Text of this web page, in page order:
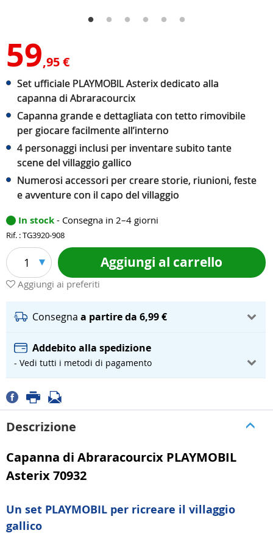
59,95 €
Set ufficiale PLAYMOBIL Asterix dedicato alla
capanna di Abraracourcix
Capanna grande e dettagliata con tetto rimovibile
per giocare facilmente all’interno
4 personaggi inclusi per inventare subito tante
scene del villaggio gallico
Numerosi accessori per creare storie, riunioni, feste
e avventure con il capo del villaggio
In stock - Consegna in 2–4 giorni
Rif. : TG3920-908
1 Aggiungi al carrello
Aggiungi ai preferiti
Consegna a partire da 6,99 €
Addebito alla spedizione
- Vedi tutti i metodi di pagamento
Descrizione
Capanna di Abraracourcix PLAYMOBIL
Asterix 70932
Un set PLAYMOBIL per ricreare il villaggio
gallico